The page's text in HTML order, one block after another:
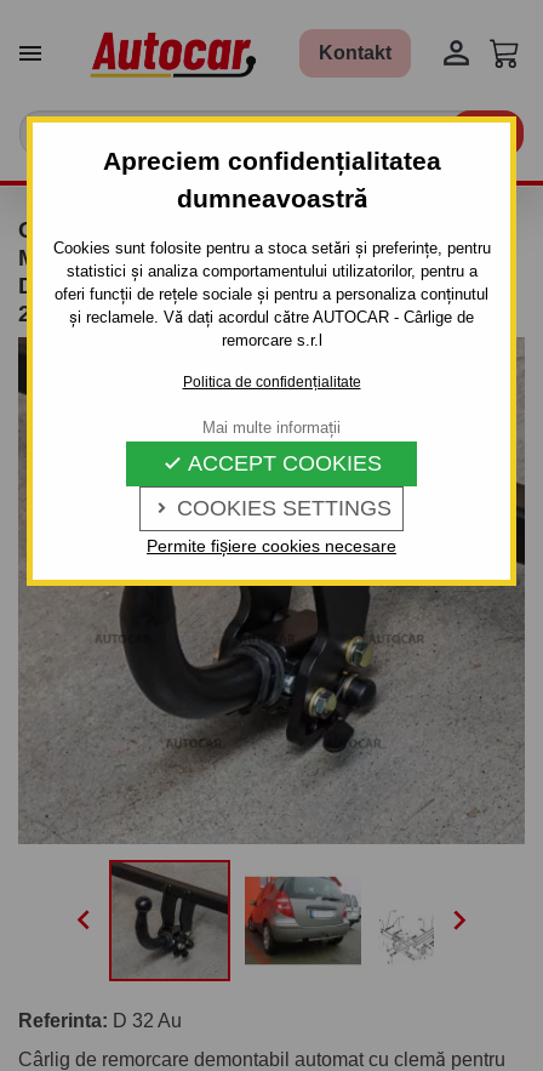
Apreciem confidențialitatea
dumneavoastră
Cookies sunt folosite pentru a stoca setări și preferințe, pentru
statistici și analiza comportamentului utilizatorilor, pentru a
oferi funcții de rețele sociale și pentru a personaliza conținutul
și reclamele. Vă dați acordul către AUTOCAR - Cârlige de
remorcare s.r.l
Politica de confidențialitate
 COOKIES SETTINGS
 ACCEPT COOKIES
Permite fișiere cookies necesare
Mai multe informații
 Kontakt 
CÂRLIG DE REMORCARE PENTRU
MERCEDES A - 5 UŞI W169 - SISTEM
DEMONTABIL AUTOMAT CU CLEMĂ - DIN
2004-2012
 
Referinta: D 32 Au
Cârlig de remorcare demontabil automat cu clemă pentru